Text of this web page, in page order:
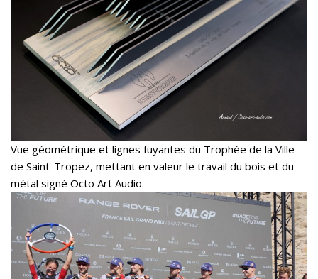
Vue géométrique et lignes fuyantes du Trophée de la Ville
de Saint-Tropez, mettant en valeur le travail du bois et du
métal signé Octo Art Audio.